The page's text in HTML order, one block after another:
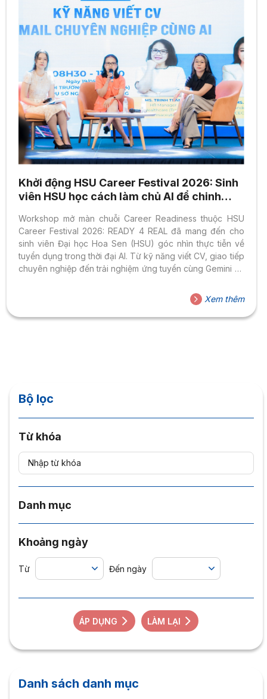
Khởi động HSU Career Festival 2026: Sinh
viên HSU học cách làm chủ AI để chinh
Workshop mở màn chuỗi Career Readiness thuộc HSU
Career Festival 2026: READY 4 REAL đã mang đến cho
sinh viên Đại học Hoa Sen (HSU) góc nhìn thực tiễn về
tuyển dụng trong thời đại AI. Từ kỹ năng viết CV, giao tiếp
chuyên nghiệp đến trải nghiệm ứng tuyển cùng Gemini AI,
nghệ để phát triển năng lực cá nhân và tạo dấu ấn khác
biệt trên hành trình nghề nghiệp. Trang bị kỹ năng ứng
tuyển trong thời đại AI Ngày 19/5/2026, Trung tâm Trải
Xem thêm
Bộ lọc
Từ khóa
Danh mục
Khoảng ngày
Từ Đến ngày
ÁP DỤNG LÀM LẠI
Danh sách danh mục